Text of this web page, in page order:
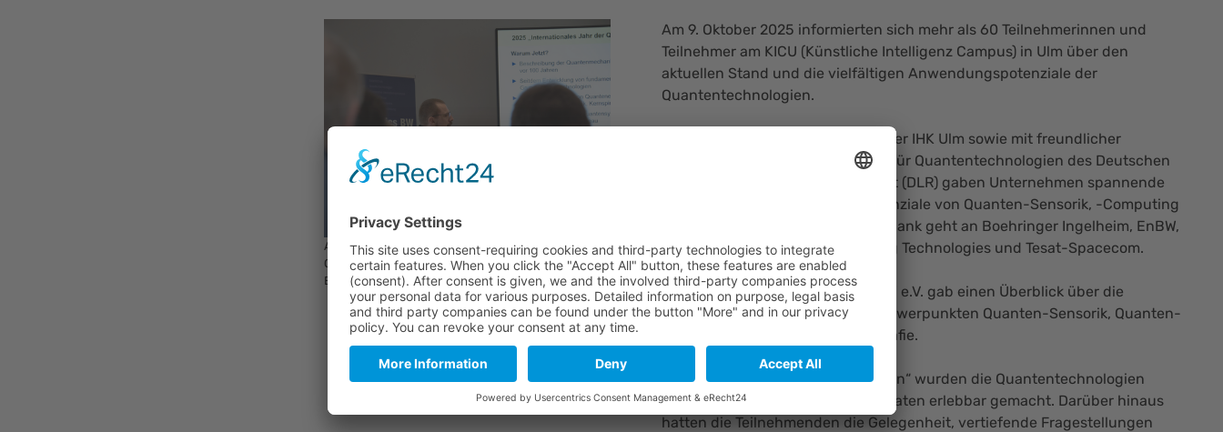
Andre Salzinger, Projektmanager
Quantentechnologien bei Photonics BW, gibt
Einblicke in die Quantentechnologien. © QuantumBW
Am 9. Oktober 2025 informierten sich mehr als 60 Teilnehmerinnen und
Teilnehmer am KICU (Künstliche Intelligenz Campus) in Ulm über den
aktuellen Stand und die vielfältigen Anwendungspotenziale der
Quantentechnologien.
und der IHK Ulm sowie mit freundlicher
Unterstützung durch das Institut für Quantentechnologien des Deutschen
Zentrums für Luft- und Raumfahrt (DLR) gaben Unternehmen spannende
Einblicke in die Anwendungspotenziale von Quanten-Sensorik, -Computing
und -Kommunikation. Ein großer Dank geht an Boehringer Ingelheim, EnBW,
Hensoldt Sensors, NVision Imaging Technologies und Tesat-Spacecom.
Andre Salzinger von Photonics BW e.V. gab einen Überblick über die
Quantentechnologien mit den Schwerpunkten Quanten-Sensorik, Quanten-
Computing und Quantenkryptografie.
Auf einem „Markt der Möglichkeiten“ wurden die Quantentechnologien
durch die Präsentation von Exponaten erlebbar gemacht. Darüber hinaus
hatten die Teilnehmenden die Gelegenheit, vertiefende Fragestellungen